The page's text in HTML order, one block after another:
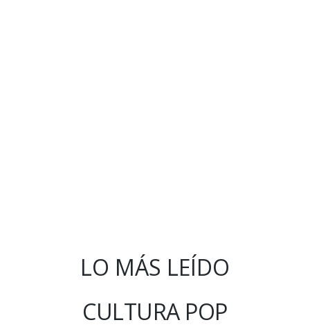
LO MÁS LEÍDO
CULTURA POP